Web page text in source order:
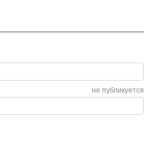
не публикуется